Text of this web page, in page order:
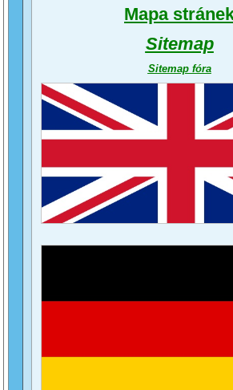
Mapa
Sitemap
Sitemap fóra